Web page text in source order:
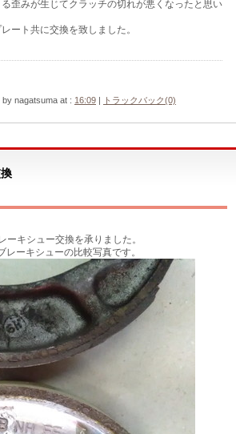
歪みが生じてクラッチの切れが悪くなったと思い
ート共に交換を致しました。
by nagatsuma at : 16:09 | トラックバック(0)
キシュー交換を承りました。
ーキシューの比較写真です。